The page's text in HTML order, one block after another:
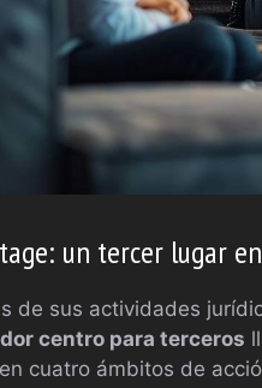
un tercer lugar
de sus actividades
centro para terceros
cuatro ámbitos de